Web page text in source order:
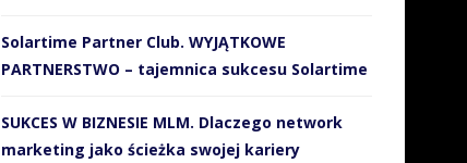
Solartime Partner Club. WYJĄTKOWE
PARTNERSTWO – tajemnica sukcesu Solartime
SUKCES W BIZNESIE MLM. Dlaczego network
marketing jako ścieżka swojej kariery